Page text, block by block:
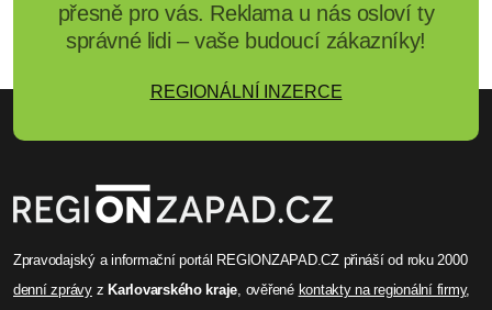
přesně pro vás. Reklama u nás osloví ty
správné lidi – vaše budoucí zákazníky!
REGIONÁLNÍ INZERCE
Zpravodajský a informační portál REGIONZAPAD.CZ přináší od roku 2000
denní zprávyz Karlovarského kraje, ověřené kontakty na regionální firmy,